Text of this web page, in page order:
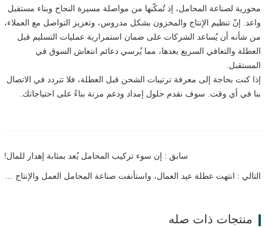
محورية لصناعة المحامل، إذ تُمكّنها من مواصلة مسيرة النجاح وبناء مستقبل
واعد. إنّ تنظيم الإنتاج والمخزون بشكل مدروس، وتعزيز التواصل مع العملاء،
من شأنه أن يُساعد الشركات على ضمان استمرارية عمليات التسليم قبل
العطلة والتعافي السريع بعدها، مما يُرسي دعائم انتعاش السوق في
المستقبل.
إذا كنت بحاجة إلى معرفة ترتيبات الشحن قبل العطلة، فلا تتردد في الاتصال
بنا في أي وقت. سوف نقدم حلول إمداد ودعم مرنة بناءً على احتياجاتك.
سابق : إن سوء تركيب المحامل يُعد بمثابة إهدار للمال!
منتجات ذات صله